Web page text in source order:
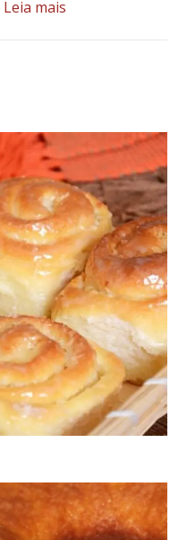
Leia mais
Receita
Tradicional
com
Leite
de
Coco
e
Coco
Ralado